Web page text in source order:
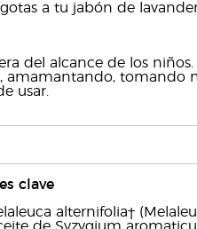
a tu jabón de
del alcance de los
amamantando, tomando
usar.
clave
alternifolia†